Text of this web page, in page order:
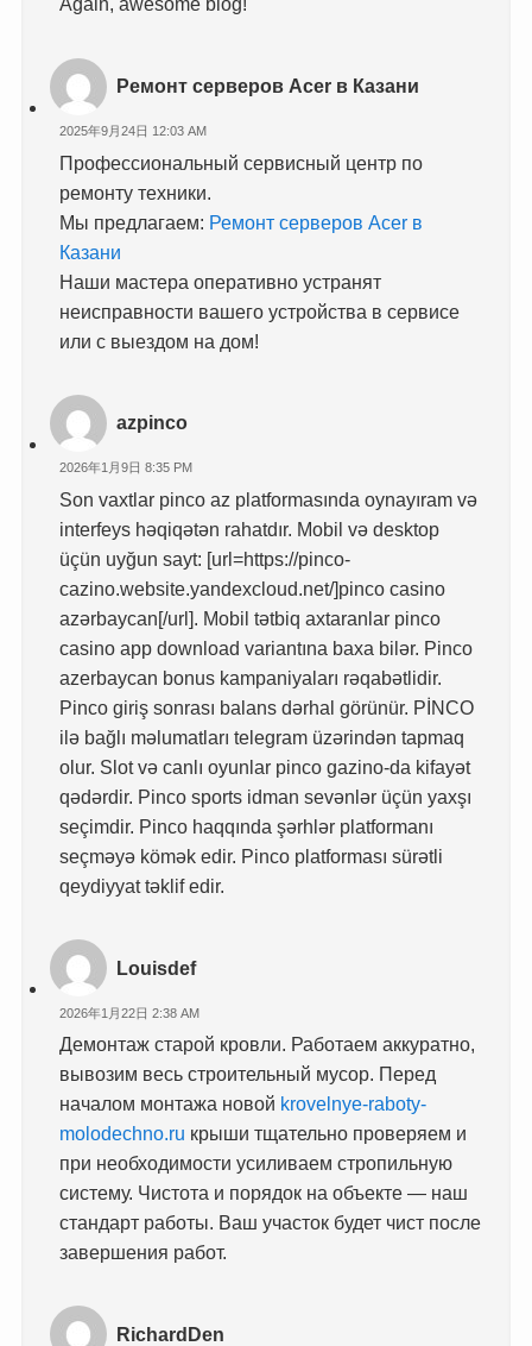
Ремонт серверов Acer в Казани
2025年9月24日 12:03 AM
Профессиональный сервисный центр по
ремонту техники.
Мы предлагаем: Ремонт серверов Acer в
Казани
Наши мастера оперативно устранят
неисправности вашего устройства в сервисе
или с выездом на дом!
azpinco
2026年1月9日 8:35 PM
Son vaxtlar pinco az platformasında oynayıram və
interfeys həqiqətən rahatdır. Mobil və desktop
üçün uyğun sayt: [url=https://pinco-
cazino.website.yandexcloud.net/]pinco casino
azərbaycan[/url]. Mobil tətbiq axtaranlar pinco
casino app download variantına baxa bilər. Pinco
azerbaycan bonus kampaniyaları rəqabətlidir.
Pinco giriş sonrası balans dərhal görünür. PİNCO
ilə bağlı məlumatları telegram üzərindən tapmaq
olur. Slot və canlı oyunlar pinco gazino-da kifayət
qədərdir. Pinco sports idman sevənlər üçün yaxşı
seçimdir. Pinco haqqında şərhlər platformanı
seçməyə kömək edir. Pinco platforması sürətli
qeydiyyat təklif edir.
Louisdef
2026年1月22日 2:38 AM
Демонтаж старой кровли. Работаем аккуратно,
вывозим весь строительный мусор. Перед
началом монтажа новой krovelnye-raboty-
molodechno.ru крыши тщательно проверяем и
при необходимости усиливаем стропильную
систему. Чистота и порядок на объекте — наш
стандарт работы. Ваш участок будет чист после
завершения работ.
RichardDen